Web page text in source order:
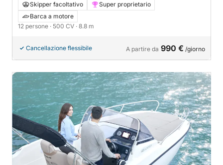
500CV
Skipper facoltativo
Super proprietario
Barca a motore
12 persone · 500 CV · 8.8 m
Cancellazione flessibile A partire da 990 € /giorno